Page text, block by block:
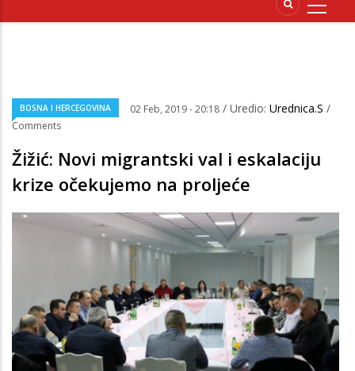
BOSNA I HERCEGOVINA 02 Feb, 2019 - 20:18 / Uredio: Urednica.S /
Comments
Žižić: Novi migrantski val i eskalaciju
krize očekujemo na proljeće